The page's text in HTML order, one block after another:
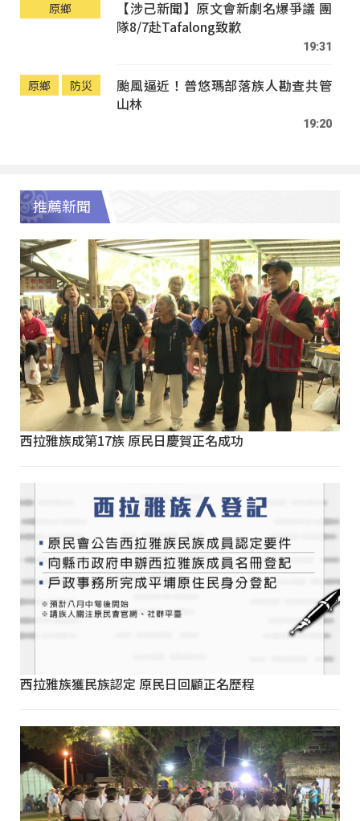
原鄉
【涉己新聞】原文會新劇名爆爭議 團
隊8/7赴Tafalong致歉
19:31
原鄉 防災
颱風逼近！普悠瑪部落族人勘查共管
山林
19:20
推薦新聞
西拉雅族成第17族 原民日慶賀正名成功
西拉雅族獲民族認定 原民日回顧正名歷程